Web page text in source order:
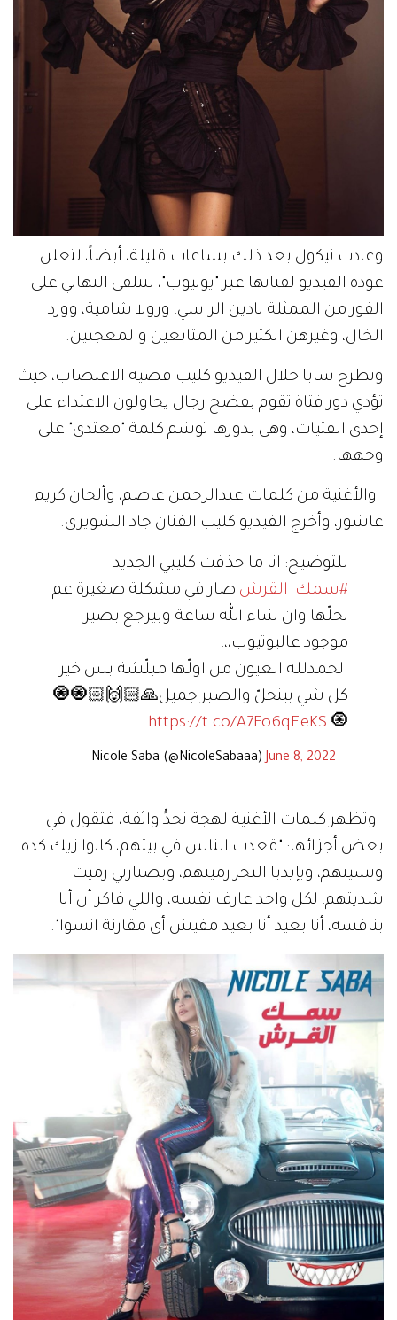
وعادت نيكول بعد ذلك بساعات قليلة، أيضاً، لتعلن
عودة الفيديو لقناتها عبر "يوتيوب"، لتتلقى التهاني على
الفور من الممثلة نادين الراسي، ورولا شامية، وورد
الخال، وغيرهن الكثير من المتابعين والمعجبين.
وتطرح سابا خلال الفيديو كليب قضية الاغتصاب، حيث
تؤدي دور فتاة تقوم بفضح رجال يحاولون الاعتداء على
إحدى الفتيات، وهي بدورها توشم كلمة "معتدي" على
وجهها.
والأغنية من كلمات عبدالرحمن عاصم، وألحان كريم
عاشور، وأخرج الفيديو كليب الفنان جاد الشويري.
للتوضيح: انا ما حذفت كليبي الجديد
#سمك_القرش صار في مشكلة صغيرة عم
نحلّها وان شاء الله ساعة وبيرجع بصير
موجود عاليوتيوب،،،
الحمدلله العيون من اولّها مبلّشة بس خير
كل شي بينحلّ والصبر جميل🙏🏻🙌🏻🧿🧿
🧿
https://t.co/A7Fo6qEeKS
— Nicole Saba (@NicoleSabaaa)
June 8, 2022
وتظهر كلمات الأغنية لهجة تحدٍّ واثقة، فتقول في
بعض أجزائها: "قعدت الناس في بيتهم، كانوا زيك كده
ونسيتهم، وبإيديا البحر رميتهم، وبصنارتي رميت
شديتهم، لكل واحد عارف نفسه، واللي فاكر أن أنا
بنافسه، أنا بعيد أنا بعيد مفيش أي مقارنة انسوا".